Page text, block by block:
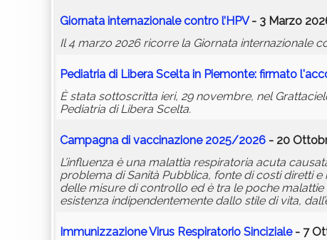
Giornata internazionale contro l’HPV- 3 Marzo
Il 4 marzo 2026 ricorre la Giornata internazionale
Pediatria di Libera Scelta in Piemonte: firmato
È stata sottoscritta ieri, 29 novembre, nel
Pediatria di Libera Scelta.
Campagna di vaccinazione 2025/2026 - 20
L’influenza è una malattia respiratoria acuta
problema di Sanità Pubblica, fonte di costi diretti
delle misure di controllo ed è tra le poche
esistenza indipendentemente dallo stile di vita,
Immunizzazione Virus Respiratorio Sinciziale- 7